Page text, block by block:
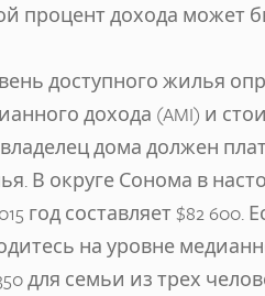
процент дохода может
доступного жилья
дохода (AMI) и
дома должен
В округе Сонома в
год составляет $82
на уровне
для семьи из трех